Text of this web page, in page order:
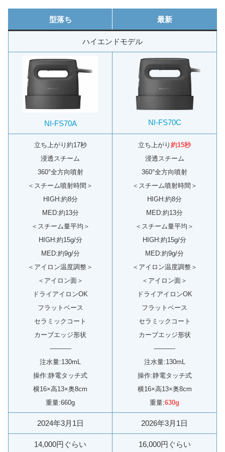
型落ち 最新
ハイエンドモデル
NI-FS70A NI-FS70C
立ち上がり約17秒
浸透スチーム
360°全方向噴射
＜スチーム噴射時間＞
HIGH:約8分
MED:約13分
＜スチーム量平均＞
HIGH:約15g/分
MED:約9g/分
＜アイロン温度調整＞
＜アイロン面＞
ドライアイロンOK
フラットベース
セラミックコート
カーブエッジ形状
———-
注水量:130mL
操作:静電タッチ式
横16×高13×奥8cm
重量:660g
立ち上がり 約15秒
浸透スチーム
360°全方向噴射
＜スチーム噴射時間＞
HIGH:約8分
MED:約13分
＜スチーム量平均＞
HIGH:約15g/分
MED:約9g/分
＜アイロン温度調整＞
＜アイロン面＞
ドライアイロンOK
フラットベース
セラミックコート
カーブエッジ形状
———-
注水量:130mL
操作:静電タッチ式
横16×高13×奥8cm
重量:630g
2024年3月1日 2026年3月1日
14,000円ぐらい 16,000円ぐらい